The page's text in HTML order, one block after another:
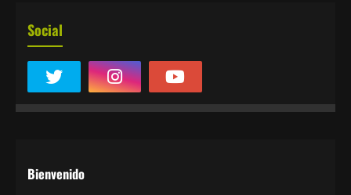
Social
Bienvenido